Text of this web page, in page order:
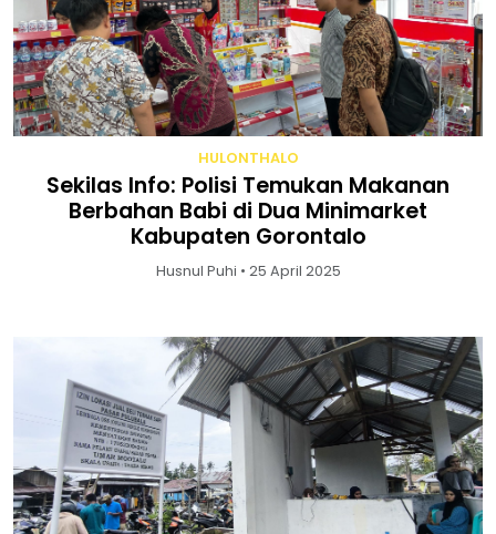
HULONTHALO
Sekilas Info: Polisi Temukan Makanan
Berbahan Babi di Dua Minimarket
Kabupaten Gorontalo
Husnul Puhi • 25 April 2025